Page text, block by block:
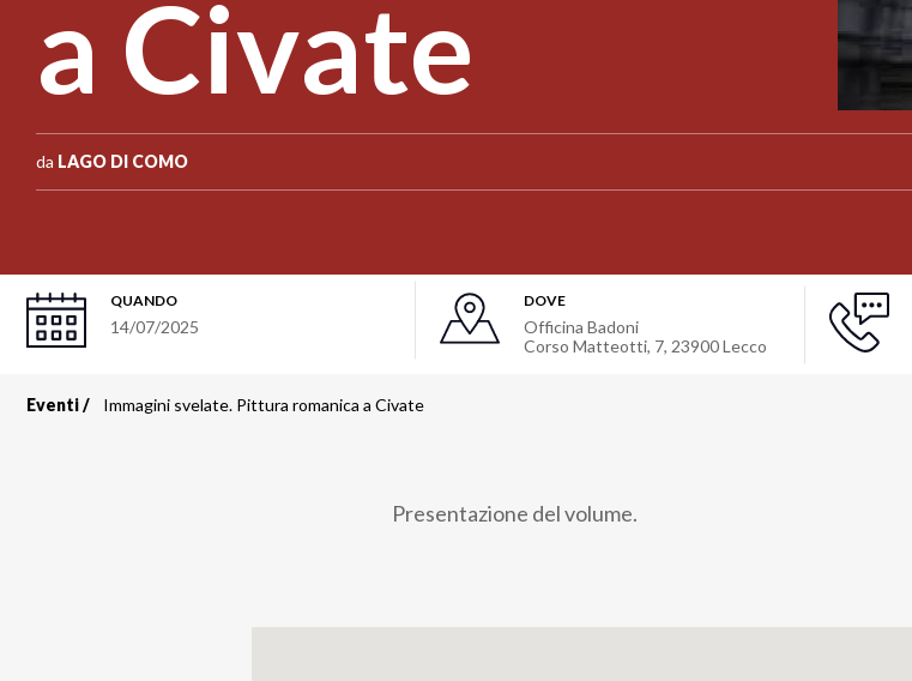
a Civate
da LAGO DI COMO
QUANDO
14/07/2025
DOVE
Officina Badoni
Corso Matteotti, 7, 23900Lecco
Briciole
Eventi Immagini svelate. Pittura romanica a Civate
Presentazione del volume.